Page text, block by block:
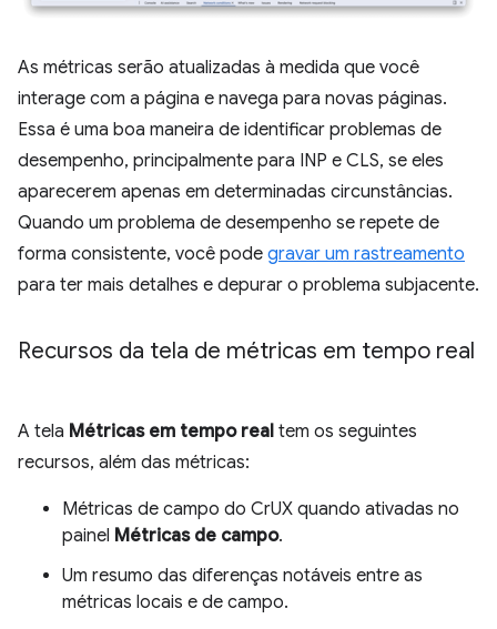
As métricas serão atualizadas à medida que você
interage com a página e navega para novas páginas.
Essa é uma boa maneira de identificar problemas de
desempenho, principalmente para INP e CLS, se eles
aparecerem apenas em determinadas circunstâncias.
Quando um problema de desempenho se repete de
forma consistente, você pode gravar um rastreamento
para ter mais detalhes e depurar o problema subjacente.
Recursos da tela de métricas em tempo real
A tela Métricas em tempo real tem os seguintes
recursos, além das métricas:
Métricas de campo do CrUX quando ativadas no
painel Métricas de campo.
Um resumo das diferenças notáveis entre as
métricas locais e de campo.